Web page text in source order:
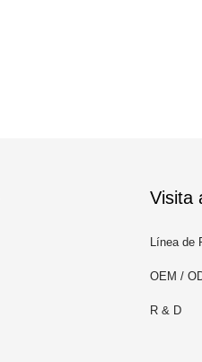
Visita
Línea de
OEM /
R & D